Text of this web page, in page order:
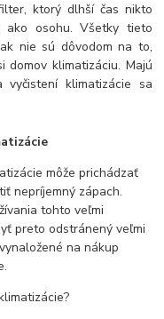
ktorý dlhší čas nikto
ako osohu. Všetky tieto
nie sú dôvodom na to,
klimatizáciu. Majú
klimatizácie sa
môže prichádzať
nepríjemný zápach.
tohto veľmi
preto odstránený veľmi
na nákup